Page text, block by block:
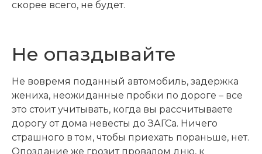
скорее всего, не будет.
Не опаздывайте
Не вовремя поданный автомобиль, задержка
жениха, неожиданные пробки по дороге – все
это стоит учитывать, когда вы рассчитываете
дорогу от дома невесты до ЗАГСа. Ничего
страшного в том, чтобы приехать пораньше, нет.
Опоздание же грозит провалом дню, к